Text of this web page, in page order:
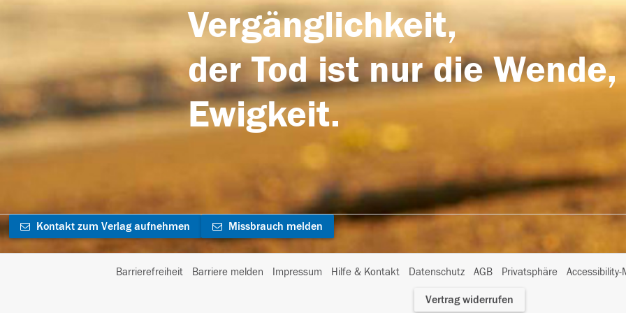
Vergänglichkeit,
der Tod ist nur die
Ewigkeit.
Kontakt zum Verlag aufnehmen Missbrauch melden
Barrierefreiheit Barriere melden Impressum Hilfe & Kontakt Datenschutz AGB Privatsphäre
I
Vertrag widerrufen